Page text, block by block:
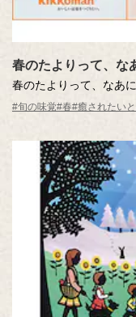
春のたよりって、な
春のたよりって、なあ
#旬の味覚#春#癒されたい